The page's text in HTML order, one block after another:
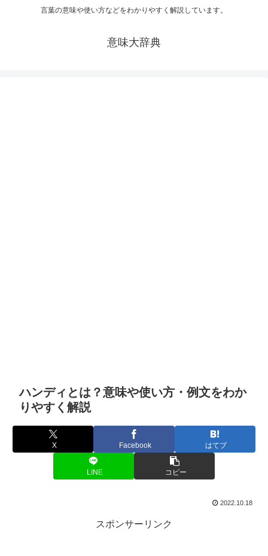
言葉の意味や使い方などをわかりやすく解説しています。
意味大辞典
ハンディとは？意味や使い方・例文をわか
りやすく解説
X Facebook はてブ
LINE コピー
2022.10.18
スポンサーリンク